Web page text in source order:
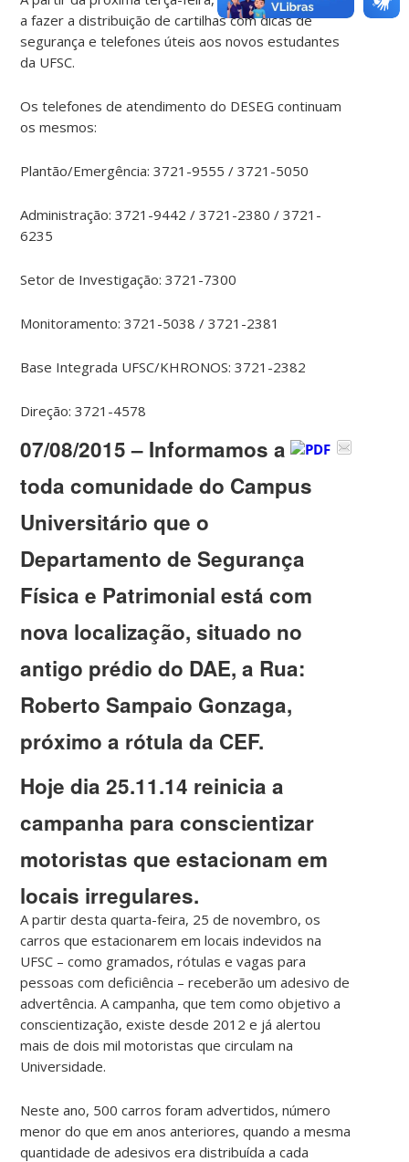
a fazer a distribuição de cartilhas com dicas de
segurança e telefones úteis aos novos estudantes
da UFSC.
Os telefones de atendimento do DESEG continuam
os mesmos:
Plantão/Emergência: 3721-9555 / 3721-5050
Administração: 3721-9442 / 3721-2380 / 3721-
6235
Setor de Investigação: 3721-7300
Monitoramento: 3721-5038 / 3721-2381
Base Integrada UFSC/KHRONOS: 3721-2382
Direção: 3721-4578
07/08/2015 – Informamos a
toda comunidade do Campus
Universitário que o
Departamento de Segurança
Física e Patrimonial está com
nova localização, situado no
antigo prédio do DAE, a Rua:
Roberto Sampaio Gonzaga,
próximo a rótula da CEF.
Hoje dia 25.11.14 reinicia a
campanha para conscientizar
motoristas que estacionam em
locais irregulares.
A partir desta quarta-feira, 25 de novembro, os
carros que estacionarem em locais indevidos na
UFSC – como gramados, rótulas e vagas para
pessoas com deficiência – receberão um adesivo de
advertência. A campanha, que tem como objetivo a
conscientização, existe desde 2012 e já alertou
mais de dois mil motoristas que circulam na
Universidade.
Neste ano, 500 carros foram advertidos, número
menor do que em anos anteriores, quando a mesma
quantidade de adesivos era distribuída a cada